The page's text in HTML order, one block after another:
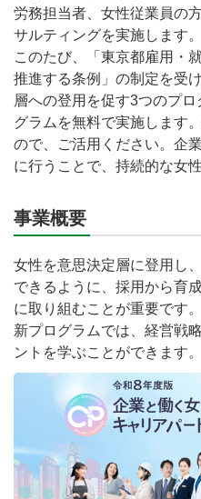
労務担当者、女性従業員の
サルティングを実施します。
このたび、「東京都雇用・
推進する条例」の制定を受
層への登用を促す3つのプ
グラムを無料で実施します
ので、ご活用ください。企
に行うことで、持続的な女
事業概要
女性を意思決定層に登用し
できるように、採用から育
に取り組むことが重要です。
新プログラムでは、経営戦
ントを学ぶことができます。